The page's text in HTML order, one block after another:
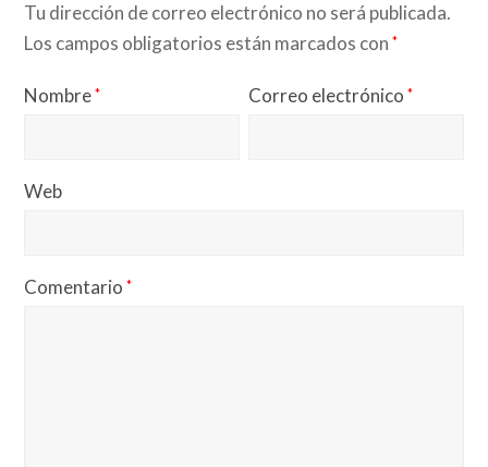
Tu dirección de correo electrónico no será publicada.
Los campos obligatorios están marcados con*
Nombre* Correo electrónico*
Web
Comentario*